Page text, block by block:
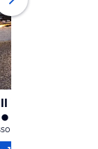
View
Südzypern